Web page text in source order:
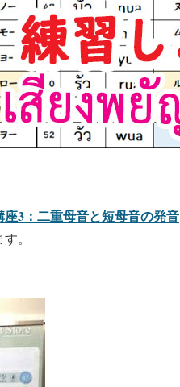
座3：二重母音と短母音の発音
。